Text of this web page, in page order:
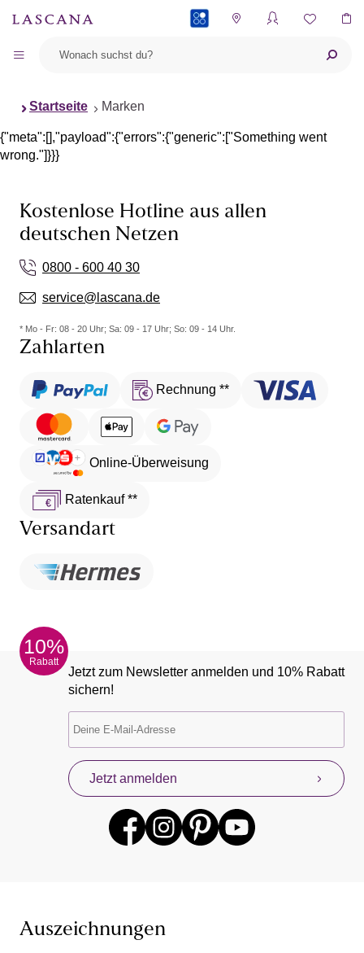
Startseite Marken
{"meta":[],"payload":{"errors":{"generic":["Something went
wrong."]}}}
Kostenlose Hotline aus allen
deutschen Netzen
0800 - 600 40 30
service@lascana.de
* Mo - Fr: 08 - 20 Uhr; Sa: 09 - 17 Uhr; So: 09 - 14 Uhr.
Zahlarten
Rechnung **
Online-Überweisung
Ratenkauf **
Versandart
10%
Rabatt
Jetzt zum Newsletter anmelden und 10% Rabatt
sichern!
Jetzt anmelden
Auszeichnungen